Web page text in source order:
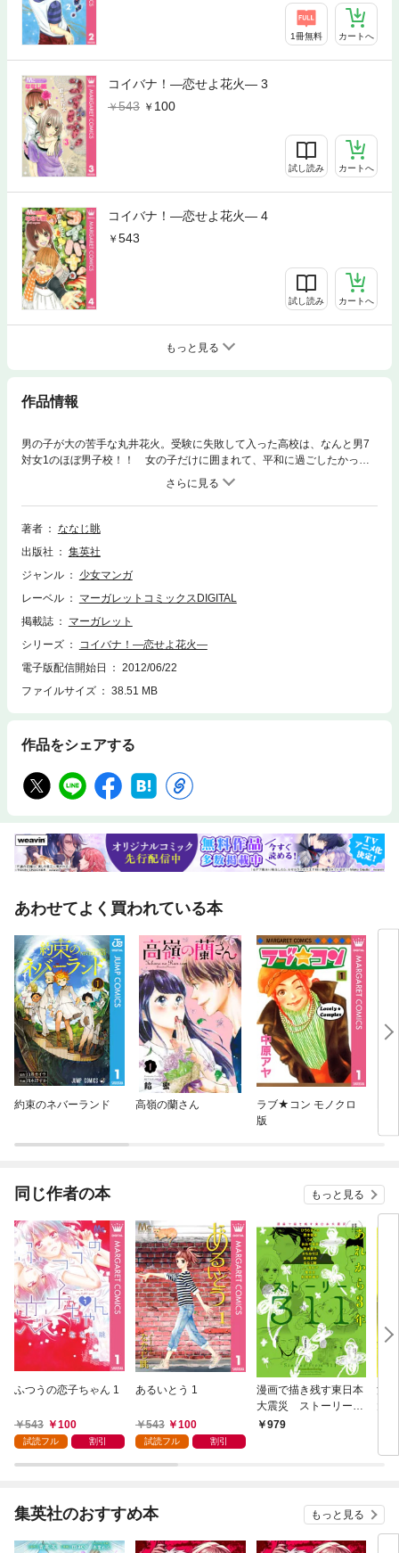
1冊無料 カートへ
コイバナ！―恋せよ花火― 3
543
100
試し読み カートへ
コイバナ！―恋せよ花火― 4
543
試し読み カートへ
もっと見る
作品情報
男の子が大の苦手な丸井花火。受験に失敗して入った高校は、なんと男7
対女1のほぼ男子校！！ 女の子だけに囲まれて、平和に過ごしたかった
のに、オレ様オトコの宇野誓に目をつけられて…花火の受難の日々が今始
著者
ななじ眺
出版社
集英社
ジャンル
少女マンガ
レーベル
マーガレットコミックスDIGITAL
掲載誌
マーガレット
シリーズ
コイバナ！―恋せよ花火―
電子版配信開始日
2012/06/22
ファイルサイズ
38.51 MB
作品をシェアする
あわせてよく買われている本
約束のネバーランド 高嶺の蘭さん
ラブ★コン モノクロ
版
同じ作者の本 もっと見る
ふつうの恋子ちゃん 1
543 100
試読フル 割引
あるいとう 1
543 100
試読フル 割引
漫画で描き残す東日本
大震災 ストーリー31
1 あれから3年
979
漫
集英社のおすすめ本 もっと見る